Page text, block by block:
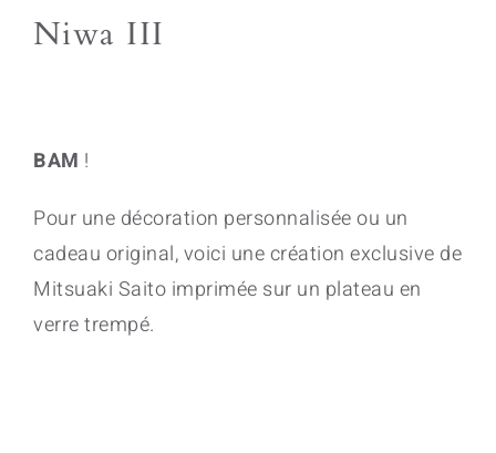
Niwa III
BAM !
Pour une décoration personnalisée ou un
cadeau original, voici une création exclusive de
Mitsuaki Saito imprimée sur un plateau en
verre trempé.